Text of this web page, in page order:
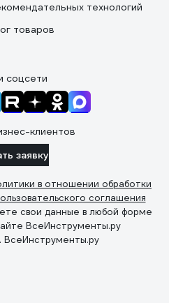
технологий
товаров
соцсети
клиентов
заявку
в отношении обработки
соглашения
свои данные в любой форме
ВсеИнструменты.ру